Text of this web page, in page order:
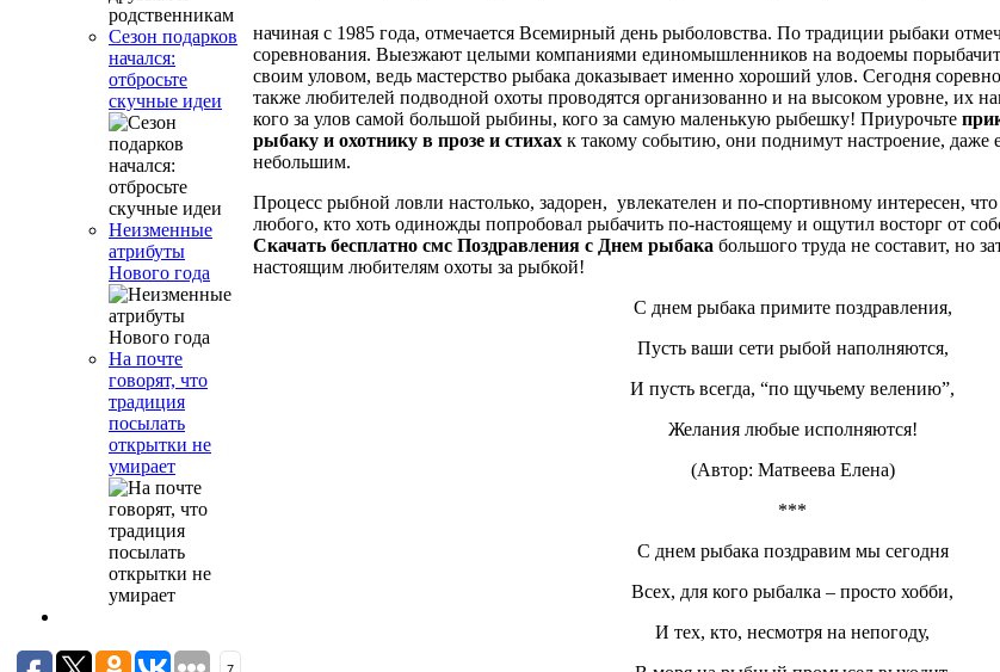
Сезон подарков
начался:
отбросьте
скучные идеи
Неизменные
атрибуты
Нового года
На почте
говорят, что
традиция
посылать
открытки не
умирает
начиная с 1985 года, отмечается Всемирный день рыболовства. По традиции рыбаки
соревнования. Выезжают целыми компаниями единомышленников на водоемы
своим уловом, ведь мастерство рыбака доказывает именно хороший улов. Сегодня
также любителей подводной охоты проводятся организованно и на высоком уровне, их
кого за улов самой большой рыбины, кого за самую маленькую рыбешку! Приурочьте
рыбаку и охотнику в прозе и стихах к такому событию, они поднимут настроение, даже
небольшим.
Процесс рыбной ловли настолько, задорен, увлекателен и по-спортивному интересен,
любого, кто хоть одиножды попробовал рыбачить по-настоящему и ощутил восторг от
Скачать бесплатно смс Поздравления с Днем рыбака большого труда не составит, но
настоящим любителям охоты за рыбкой!
С днем рыбака примите поздравления,
Пусть ваши сети рыбой наполняются,
И пусть всегда, “по щучьему велению”,
Желания любые исполняются!
(Автор: Матвеева Елена)
***
С днем рыбака поздравим мы сегодня
Всех, для кого рыбалка – просто хобби,
И тех, кто, несмотря на непогоду,